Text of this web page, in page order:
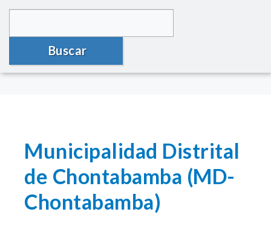
Buscar
Municipalidad Distrital
de Chontabamba (MD-
Chontabamba)